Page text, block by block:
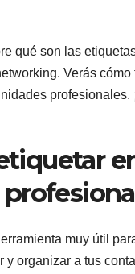
qué son las
Verás
muy útil
organizar a tus